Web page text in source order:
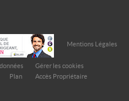
Mentions Légales
Gérer les cookies
Plan Accès Propriétaire